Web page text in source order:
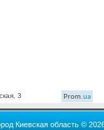
3 Prom.ua
Киевская область ©